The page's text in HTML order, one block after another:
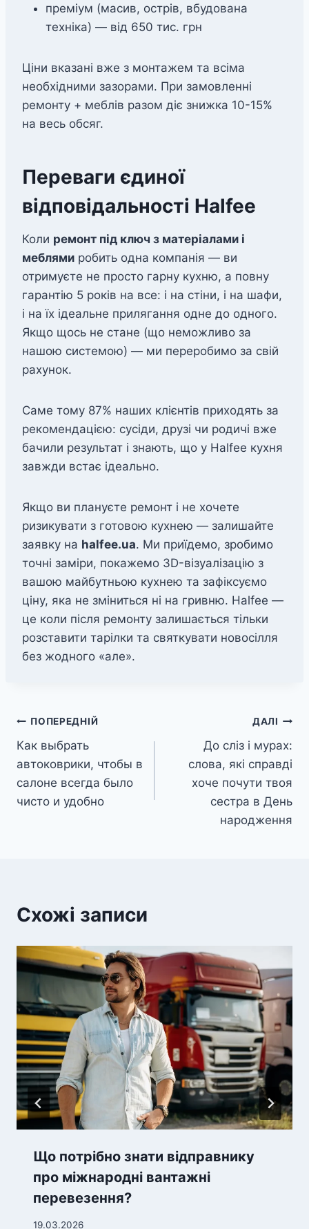
преміум (масив, острів, вбудована
техніка) — від 650 тис. грн
Ціни вказані вже з монтажем та всіма
необхідними зазорами. При замовленні
ремонту + меблів разом діє знижка 10-15%
на весь обсяг.
Переваги єдиної
відповідальності Halfee
Коли ремонт під ключ з матеріалами і
меблями робить одна компанія — ви
отримуєте не просто гарну кухню, а повну
гарантію 5 років на все: і на стіни, і на шафи,
і на їх ідеальне прилягання одне до одного.
Якщо щось не стане (що неможливо за
нашою системою) — ми переробимо за свій
рахунок.
Саме тому 87% наших клієнтів приходять за
рекомендацією: сусіди, друзі чи родичі вже
бачили результат і знають, що у Halfee кухня
завжди встає ідеально.
Якщо ви плануєте ремонт і не хочете
ризикувати з готовою кухнею — залишайте
заявку на halfee.ua. Ми приїдемо, зробимо
точні заміри, покажемо 3D-візуалізацію з
вашою майбутньою кухнею та зафіксуємо
ціну, яка не зміниться ні на гривню. Halfee —
це коли після ремонту залишається тільки
розставити тарілки та святкувати новосілля
без жодного «але».
Навігація
записів
ПОПЕРЕДНІЙ
Как выбрать
автоковрики, чтобы в
салоне всегда было
чисто и удобно
ДАЛІ
До сліз і мурах:
слова, які справді
хоче почути твоя
сестра в День
народження
Схожі записи
Що потрібно знати відправнику
про міжнародні вантажні
перевезення?
19.03.2026